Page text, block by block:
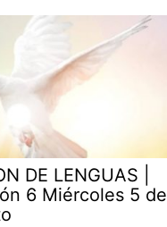
DE LENGUAS |
6 Miércoles 5 de